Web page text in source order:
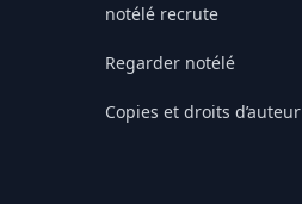
notélé recrute
Regarder notélé
Copies et droits d’auteur